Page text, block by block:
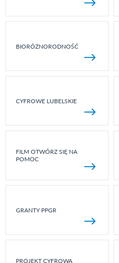
BIORÓŻNORODNOŚĆ
CYFROWE LUBELSKIE
FILM OTWÓRZ SIĘ NA
POMOC
GRANTY PPGR
PROJEKT CYFROWA